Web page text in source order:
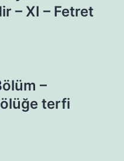
– XI – Fetret
–
terfi